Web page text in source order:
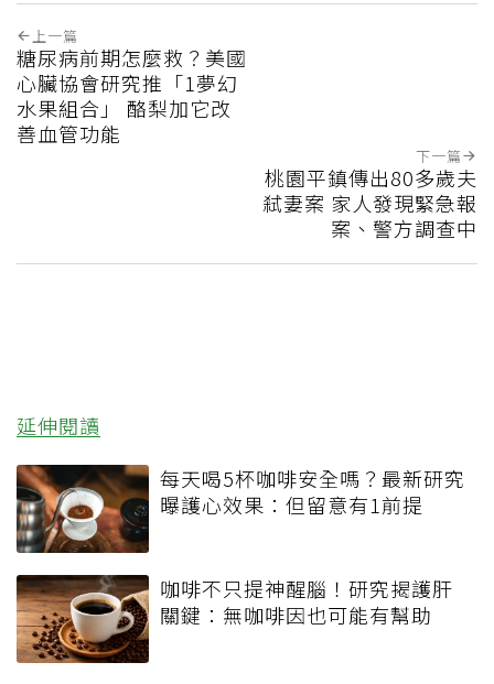
上一篇
糖尿病前期怎麼救？美國
心臟協會研究推「1夢幻
水果組合」 酪梨加它改
善血管功能
下一篇
桃園平鎮傳出80多歲夫
弒妻案 家人發現緊急報
案、警方調查中
延伸閱讀
每天喝5杯咖啡安全嗎？最新研究
曝護心效果：但留意有1前提
咖啡不只提神醒腦！研究揭護肝
關鍵：無咖啡因也可能有幫助